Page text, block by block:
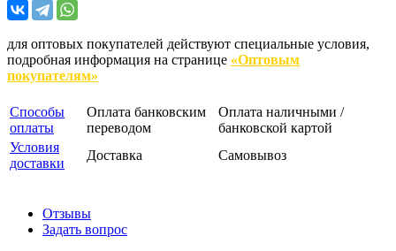
для оптовых покупателей действуют специальные условия,
подробная информация на странице «Оптовым
покупателям»
Способы
оплаты
Оплата банковским
переводом
Оплата наличными /
банковской картой
Условия
доставки
Доставка Самовывоз
Отзывы
Задать вопрос